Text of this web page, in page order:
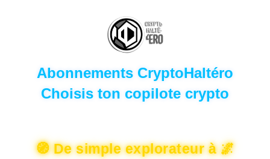
Abonnements CryptoHaltéro
Choisis ton copilote crypto
🧭 De simple explorateur à 🌌